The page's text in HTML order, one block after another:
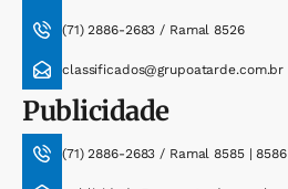
(71) 2886-2683 / Ramal 8526
classificados@grupoatarde.com.br
Publicidade
(71) 2886-2683 / Ramal 8585 | 8586